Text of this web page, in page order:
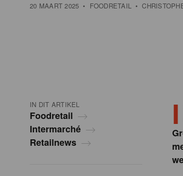
20 MAART 2025 • FOODRETAIL •
IN DIT ARTIKEL
Foodretail
Intermarché
Retailnews
I